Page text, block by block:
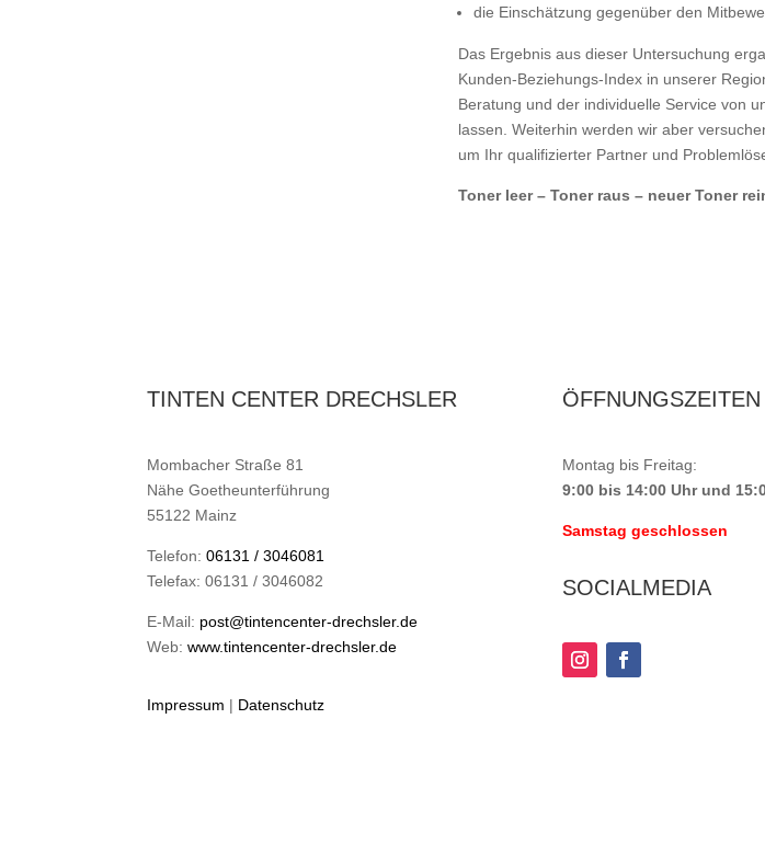
die Einschätzung gegenüber den
Das Ergebnis aus dieser Untersuchung
Kunden-Beziehungs-Index in unserer
Beratung und der individuelle Service von
lassen. Weiterhin werden wir aber
um Ihr qualifizierter Partner und
Toner leer – Toner raus – neuer Toner
TINTEN CENTER DRECHSLER
Mombacher Straße 81
Nähe Goetheunterführung
55122 Mainz
Telefon:06131 / 3046081
Telefax: 06131 / 3046082
E-Mail: post@tintencenter-drechsler.de
Web:www.tintencenter-drechsler.de
Impressum | Datenschutz
ÖFFNUNGSZEITEN
Montag bis Freitag:
9:00 bis 14:00 Uhr und
Samstag geschlossen
SOCIALMEDIA